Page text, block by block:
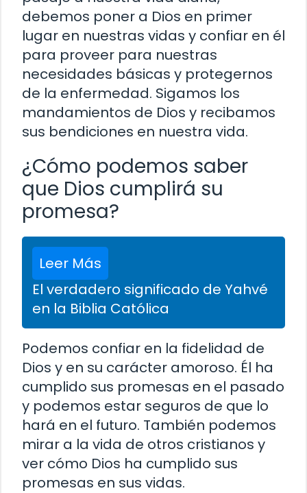
debemos poner a Dios en primer
lugar en nuestras vidas y confiar en él
para proveer para nuestras
necesidades básicas y protegernos
de la enfermedad. Sigamos los
mandamientos de Dios y recibamos
sus bendiciones en nuestra vida.
¿Cómo podemos saber
que Dios cumplirá su
promesa?
Leer Más
El verdadero significado de Yahvé
en la Biblia Católica
Podemos confiar en la fidelidad de
Dios y en su carácter amoroso. Él ha
cumplido sus promesas en el pasado
y podemos estar seguros de que lo
hará en el futuro. También podemos
mirar a la vida de otros cristianos y
ver cómo Dios ha cumplido sus
promesas en sus vidas.